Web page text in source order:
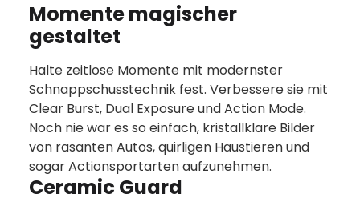
Momente magischer
gestaltet
Halte zeitlose Momente mit modernster
Schnappschusstechnik fest. Verbessere sie mit
Clear Burst, Dual Exposure und Action Mode.
Noch nie war es so einfach, kristallklare Bilder
von rasanten Autos, quirligen Haustieren und
sogar Actionsportarten aufzunehmen.
Ceramic Guard